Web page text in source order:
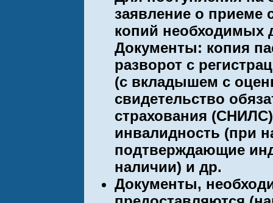
заявление о приеме
копий необходимых
Документы: копия
разворот с
(с вкладышем с
свидетельство
страхования
инвалидность (при
подтверждающие
наличии) и др.
Документы,